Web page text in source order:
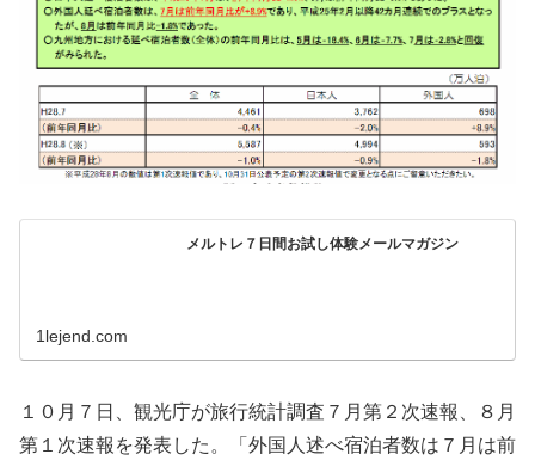
メルトレ７日間お試し体験メールマガジン
1lejend.com
１０月７日、観光庁が旅行統計調査７月第２次速報、８月
第１次速報を発表した。「外国人述べ宿泊者数は７月は前